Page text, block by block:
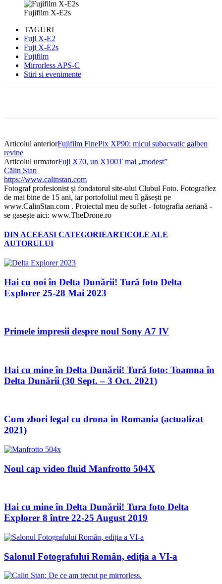
Fujifilm X-E2s
TAGURI
Fuji X-E2
Fuji X-E2s
Fujifilm
Mirrorless APS-C
Stiri si evenimente
Articolul anteriorFujifilm FinePix XP90: micul subacvatic galben
revine
Articolul urmatorFuji X70, un X100T mai „modest”
Călin Stan
https://www.calinstan.com
Fotograf profesionist și fondatorul site-ului Clubul Foto. Fotografiez
de mai bine de 15 ani, iar portofoliul meu îl găsești pe
www.CalinStan.com . Proiectul meu de suflet - fotografia aeriană -
se gasește aici: www.TheDrone.ro
DIN ACEEASI CATEGORIEARTICOLE ALE
AUTORULUI
Hai cu noi în Delta Dunării! Tură foto Delta
Explorer 25-28 Mai 2023
Primele impresii despre noul Sony A7 IV
Hai cu mine în Delta Dunării! Tură foto: Toamna în
Delta Dunării (30 Sept. – 3 Oct. 2021)
Cum zbori legal cu drona in Romania (actualizat
2021)
Noul cap video fluid Manfrotto 504X
Hai cu mine în Delta Dunării! Tura foto Delta
Explorer 8 între 22-25 August 2019
Salonul Fotografului Român, ediția a VI-a